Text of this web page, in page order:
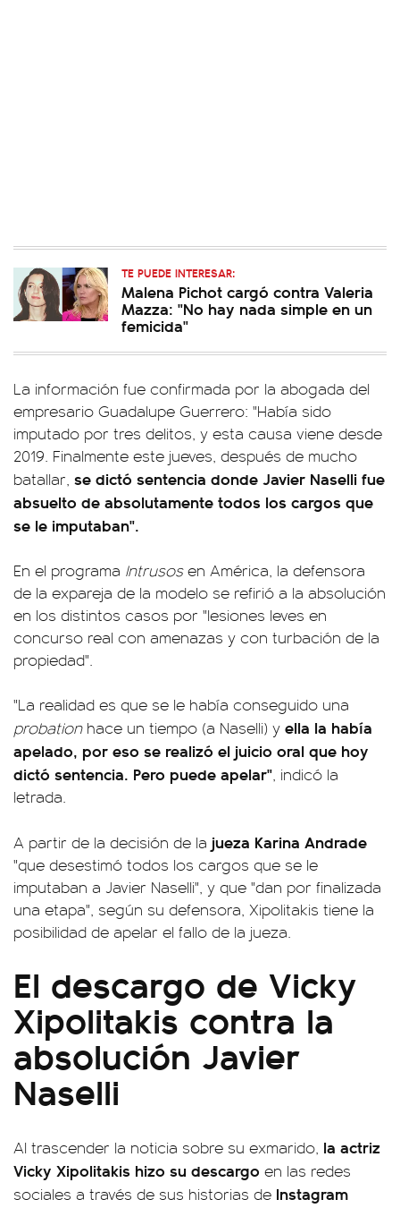
TE PUEDE INTERESAR:
Malena Pichot cargó contra Valeria
Mazza: "No hay nada simple en un
femicida"
La información fue confirmada por la abogada del
empresario Guadalupe Guerrero: "Había sido
imputado por tres delitos, y esta causa viene desde
2019. Finalmente este jueves, después de mucho
batallar, se dictó sentencia donde Javier Naselli fue
absuelto de absolutamente todos los cargos que
se le imputaban".
En el programa Intrusosen América, la defensora
de la expareja de la modelo se refirió a la absolución
en los distintos casos por "lesiones leves en
concurso real con amenazas y con turbación de la
propiedad".
"La realidad es que se le había conseguido una
probationhace un tiempo (a Naselli) y ella la había
apelado, por eso se realizó el juicio oral que hoy
dictó sentencia. Pero puede apelar", indicó la
letrada.
A partir de la decisión de la jueza Karina Andrade
"que desestimó todos los cargos que se le
imputaban a Javier Naselli", y que "dan por finalizada
una etapa", según su defensora, Xipolitakis tiene la
posibilidad de apelar el fallo de la jueza.
El descargo de Vicky
Xipolitakis contra la
absolución Javier
Naselli
Al trascender la noticia sobre su exmarido, la actriz
Vicky Xipolitakis hizo su descargo en las redes
sociales a través de sus historias de Instagram